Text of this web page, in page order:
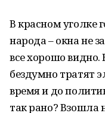
В красном уголке
народа – окна не
все хорошо видно.
бездумно тратят
время и до
так рано? Взошла